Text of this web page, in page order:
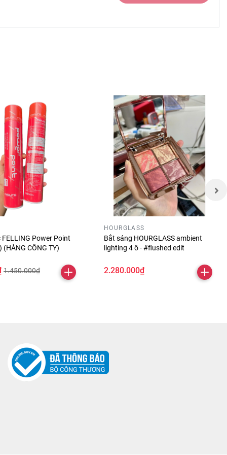
FELLING Power Point
CÔNG TY)
1.450.000₫
HOURGLASS
Bắt sáng HOURGLASS ambient
lighting 4 ô - #flushed edit
2.280.000₫